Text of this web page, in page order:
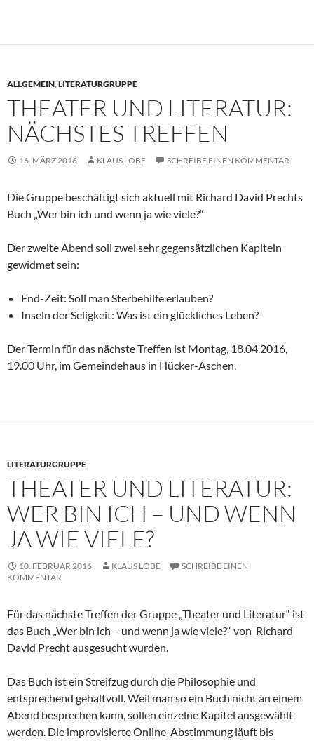
ALLGEMEIN,LITERATURGRUPPE
THEATER UND LITERATUR:
NÄCHSTES TREFFEN
16. MÄRZ 2016 KLAUS LOBE SCHREIBE EINEN KOMMENTAR
Die Gruppe beschäftigt sich aktuell mit Richard David Prechts
Buch „Wer bin ich und wenn ja wie viele?“
Der zweite Abend soll zwei sehr gegensätzlichen Kapiteln
gewidmet sein:
End-Zeit: Soll man Sterbehilfe erlauben?
Inseln der Seligkeit: Was ist ein glückliches Leben?
Der Termin für das nächste Treffen ist Montag, 18.04.2016,
19.00 Uhr, im Gemeindehaus in Hücker-Aschen.
LITERATURGRUPPE
THEATER UND LITERATUR:
WER BIN ICH – UND WENN
JA WIE VIELE?
10. FEBRUAR 2016 KLAUS LOBE
SCHREIBE EINEN
KOMMENTAR
Für das nächste Treffen der Gruppe „Theater und Literatur“ ist
das Buch „Wer bin ich – und wenn ja wie viele?“ von Richard
David Precht ausgesucht wurden.
Das Buch ist ein Streifzug durch die Philosophie und
entsprechend gehaltvoll. Weil man so ein Buch nicht an einem
Abend besprechen kann, sollen einzelne Kapitel ausgewählt
werden. Die improvisierte Online-Abstimmung läuft bis